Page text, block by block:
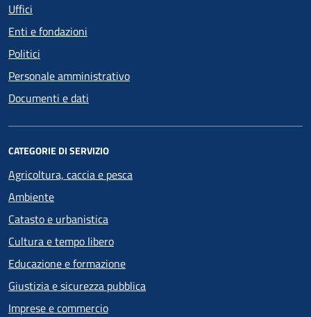
Uffici
Enti e fondazioni
Politici
Personale amministrativo
Documenti e dati
CATEGORIE DI SERVIZIO
Agricoltura, caccia e pesca
Ambiente
Catasto e urbanistica
Cultura e tempo libero
Educazione e formazione
Giustizia e sicurezza pubblica
Imprese e commercio